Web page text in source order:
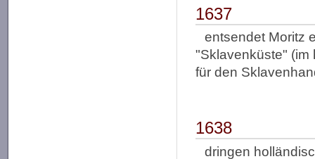
1637
entsendet Moritz
"Sklavenküste" (im
für den
1638
dringen